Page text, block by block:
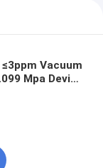
Vacuum
Mpa Device